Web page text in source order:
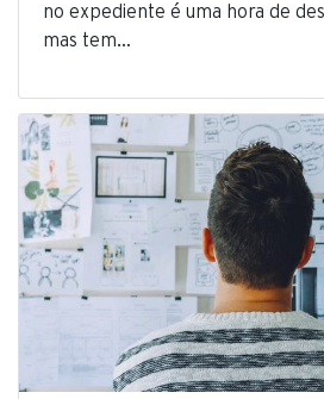
no expediente é uma hora de
mas tem…